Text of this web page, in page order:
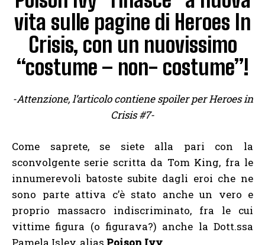
vita sulle pagine di Heroes In
Crisis, con un nuovissimo
“costume – non- costume”!
-Attenzione, l’articolo contiene spoiler per Heroes in
Crisis #7-
Come saprete, se siete alla pari con la
sconvolgente serie scritta da Tom King, fra le
innumerevoli batoste subite dagli eroi che ne
sono parte attiva c’è stato anche un vero e
proprio massacro indiscriminato, fra le cui
vittime figura (o figurava?) anche la Dott.ssa